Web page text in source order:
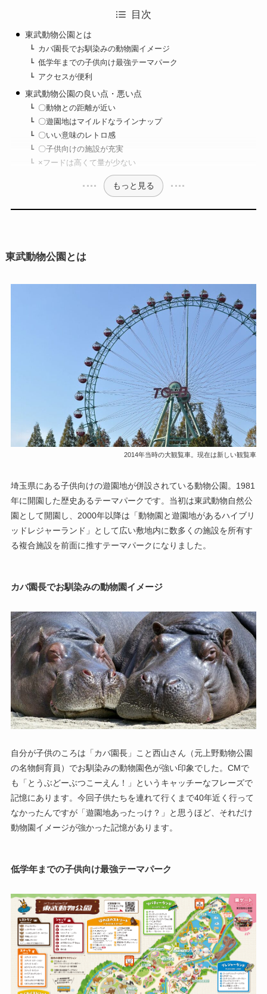
目次
東武動物公園とは
カバ園長でお馴染みの動物園イメージ
低学年までの子供向け最強テーマパーク
アクセスが便利
東武動物公園の良い点・悪い点
〇動物との距離が近い
〇遊園地はマイルドなラインナップ
〇いい意味のレトロ感
〇子供向けの施設が充実
×フードは高くて量が少ない
もっと見る
東武動物公園とは
2014年当時の大観覧車。現在は新しい観覧車
埼玉県にある子供向けの遊園地が併設されている動物公園。1981
年に開園した歴史あるテーマパークです。当初は東武動物自然公
園として開園し、2000年以降は「動物園と遊園地があるハイブリ
ッドレジャーランド」として広い敷地内に数多くの施設を所有す
る複合施設を前面に推すテーマパークになりました。
カバ園長でお馴染みの動物園イメージ
自分が子供のころは「カバ園長」こと西山さん（元上野動物公園
の名物飼育員）でお馴染みの動物園色が強い印象でした。CMで
も「とうぶどーぶつこーえん！」というキャッチーなフレーズで
記憶にあります。今回子供たちを連れて行くまで40年近く行って
なかったんですが「遊園地あったっけ？」と思うほど、それだけ
動物園イメージが強かった記憶があります。
低学年までの子供向け最強テーマパーク